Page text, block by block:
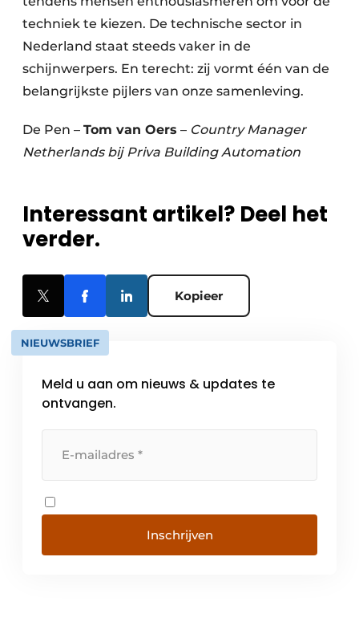
techniek te kiezen. De technische sector in
Nederland staat steeds vaker in de
schijnwerpers. En terecht: zij vormt één van de
belangrijkste pijlers van onze samenleving.
De Pen – Tom van Oers – Country Manager
Netherlands bij Priva Building Automation
Interessant artikel? Deel het
verder.
Kopieer
NIEUWSBRIEF
Meld u aan om nieuws & updates te
ontvangen.
Inschrijven